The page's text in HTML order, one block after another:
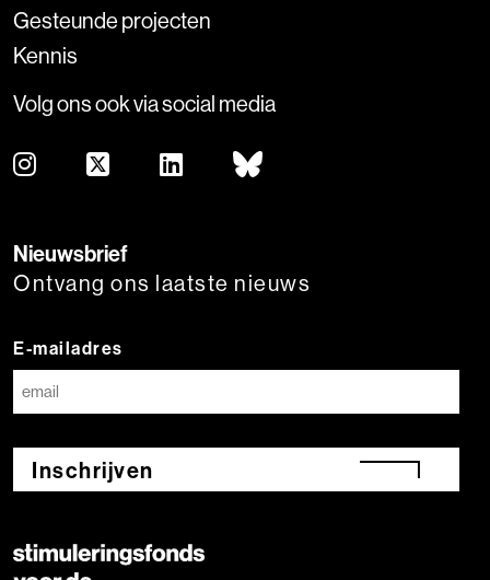
Gesteunde projecten
Kennis
Volg ons ook via social media
Nieuwsbrief
Ontvang ons laatste nieuws
E-mailadres
Inschrijven